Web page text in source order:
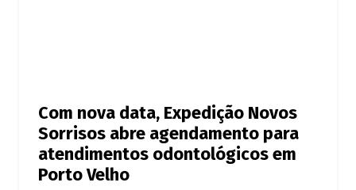
Com nova data, Expedição Novos
Sorrisos abre agendamento para
atendimentos odontológicos em
Porto Velho